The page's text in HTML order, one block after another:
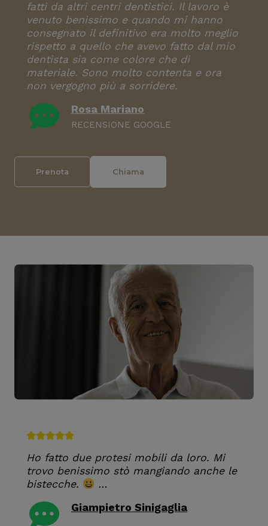
fatti da altri centri dentistici. Il lavoro è
venuto benissimo e quando mi hanno
consegnato il definitivo era molto meglio
rispetto a quello che avevo fatto dal mio
dentista sia come colore che di
materiale. Sono molto contenta e ora
non vergogno più a sorridere.
Rosa Mariano
RECENSIONE GOOGLE
Prenota Chiama
Ho fatto due protesi mobili da loro. Mi
trovo benissimo stò mangiando anche le
bistecche.
…
Giampietro Sinigaglia